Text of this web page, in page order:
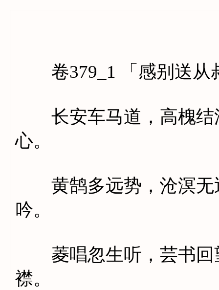
卷379_1 「感别送从
长安车马道，高槐结
心。
黄鹄多远势，沧溟无
吟。
菱唱忽生听，芸书回
襟。